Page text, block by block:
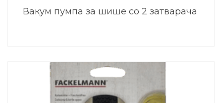
Вакум пумпа за шише со 2 затварача